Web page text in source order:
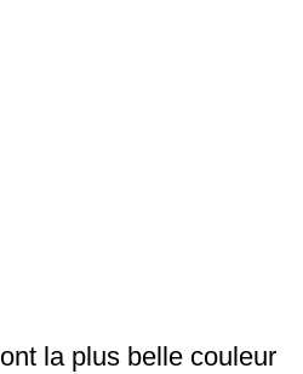
la plus belle couleur